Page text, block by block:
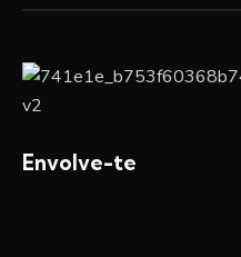
Envolve-te